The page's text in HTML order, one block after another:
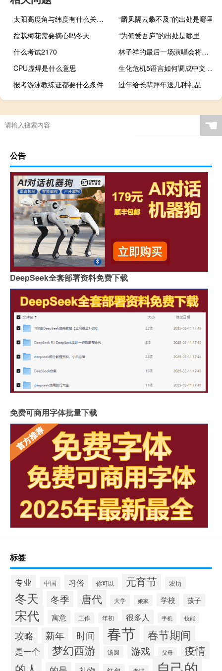
太阳高度角与纬度有什么关系（太阳高度角与纬度的关系）
“麟凤隔云攀不及”的出处是哪里
盆栽梅花需要摘心吗冬天
“为偏爱吾庐”的出处是哪里
什么考试2170
林子祥的最后一场演唱会将会是什么时候 林子祥演唱会高清
CPU虚焊是什么意思
生化危机5语言如何调成中文 生化危机5汉化补丁
报考游泳教练证都要什么条件
过年给长辈拜年送几种礼品
☚
公告
DeepSeek全套部署资料免费下载
免费可商用字体批量下载
标签
专业 中国 习俗 你可以 元宵节 农历
冬天 冬季 唐代 大学 娘家 学校 孩子
宋代 寓意 工作 年初 很多人 手机 技能
攻略 新年 时间 春节 春节期间
是一个 梦幻西游 汤圆 游戏 父母 疫情